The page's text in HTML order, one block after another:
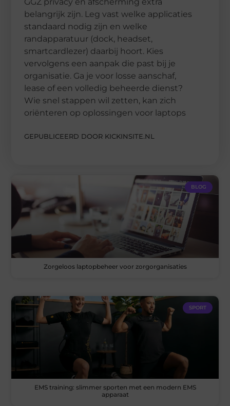
belangrijk zijn. Leg vast welke applicaties
standaard nodig zijn en welke
randapparatuur (dock, headset,
smartcardlezer) daarbij hoort. Kies
vervolgens een aanpak die past bij je
organisatie. Ga je voor losse aanschaf,
lease of een volledig beheerde dienst?
Wie snel stappen wil zetten, kan zich
oriënteren op oplossingen voor laptops
GEPUBLICEERD DOOR KICKINSITE.NL
BLOG
Zorgeloos laptopbeheer voor zorgorganisaties
SPORT
EMS training: slimmer sporten met een modern EMS
apparaat